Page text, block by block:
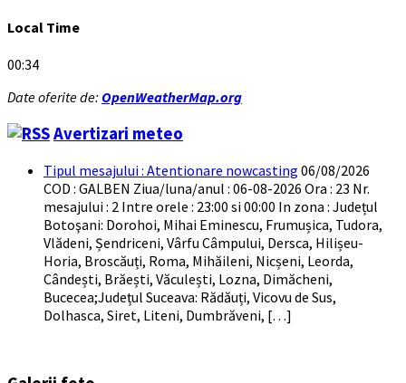
Local Time
00:34
Date oferite de: OpenWeatherMap.org
Avertizari meteo
Tipul mesajului : Atentionare nowcasting 06/08/2026
COD : GALBEN Ziua/luna/anul : 06-08-2026 Ora : 23 Nr.
mesajului : 2 Intre orele : 23:00 si 00:00 In zona : Județul
Botoşani: Dorohoi, Mihai Eminescu, Frumușica, Tudora,
Vlădeni, Șendriceni, Vârfu Câmpului, Dersca, Hilișeu-
Horia, Broscăuți, Roma, Mihăileni, Nicșeni, Leorda,
Cândești, Brăești, Văculești, Lozna, Dimăcheni,
Bucecea;Județul Suceava: Rădăuți, Vicovu de Sus,
Dolhasca, Siret, Liteni, Dumbrăveni, […]